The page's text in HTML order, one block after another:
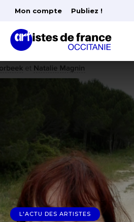
Mon compte Publiez !
L'ACTU DES ARTISTES